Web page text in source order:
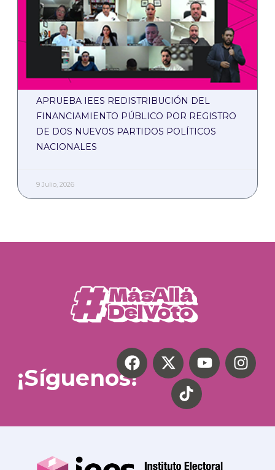
APRUEBA IEES REDISTRIBUCIÓN DEL
FINANCIAMIENTO PÚBLICO POR REGISTRO
DE DOS NUEVOS PARTIDOS POLÍTICOS
NACIONALES
9 Julio, 2026
¡Síguenos!